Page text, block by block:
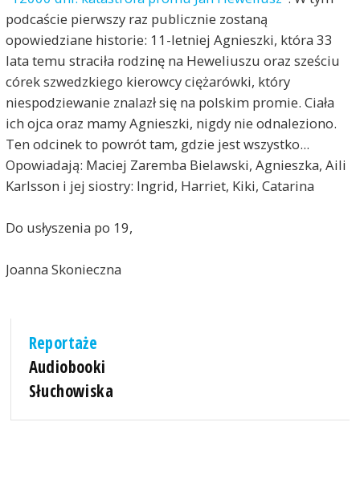
podcaście pierwszy raz publicznie zostaną
opowiedziane historie: 11-letniej Agnieszki, która 33
lata temu straciła rodzinę na Heweliuszu oraz sześciu
córek szwedzkiego kierowcy ciężarówki, który
niespodziewanie znalazł się na polskim promie. Ciała
ich ojca oraz mamy Agnieszki, nigdy nie odnaleziono.
Ten odcinek to powrót tam, gdzie jest wszystko...
Opowiadają: Maciej Zaremba Bielawski, Agnieszka, Aili
Karlsson i jej siostry: Ingrid, Harriet, Kiki, Catarina
Do usłyszenia po 19,
Joanna Skonieczna
Reportaże
Audiobooki
Słuchowiska